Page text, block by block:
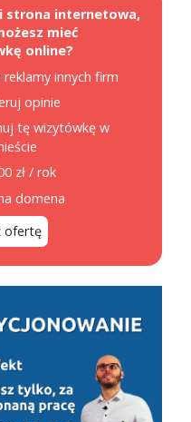
strona internetowa,
mieć
online?
reklamy innych firm
opinie
tę wizytówkę w
zł / rok
domena
ofertę